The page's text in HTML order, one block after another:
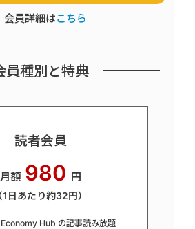
会員詳細はこちら
員種別と特典
読者会員
月額 980 円
1日あたり約32円）
Hub の記事読み放題